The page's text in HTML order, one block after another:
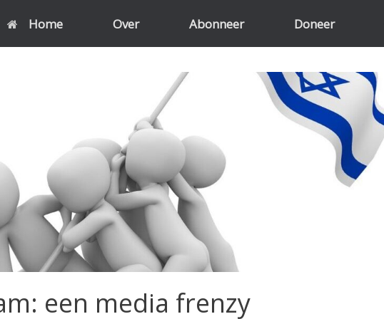
Home Over Abonneer Doneer
een media frenzy